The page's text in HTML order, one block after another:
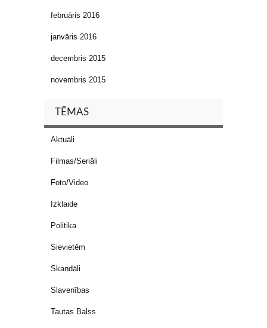
februāris 2016
janvāris 2016
decembris 2015
novembris 2015
TĒMAS
Aktuāli
Filmas/Seriāli
Foto/Video
Izklaide
Politika
Sievietēm
Skandāli
Slavenības
Tautas Balss